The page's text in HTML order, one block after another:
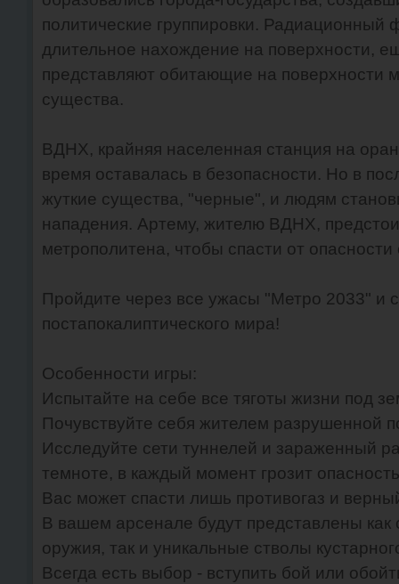
политические группировки.
длительное нахождение на поверхности,
представляют обитающие на поверхности
существа.
ВДНХ, крайняя населенная станция на
время оставалась в безопасности. Но в
жуткие существа, "черные", и людям
нападения. Артему, жителю ВДНХ,
метрополитена, чтобы спасти от
Пройдите через все ужасы "Метро 2033" и
постапокалиптического мира!
Особенности игры:
Испытайте на себе все тяготы жизни под
Почувствуйте себя жителем разрушенной
Исследуйте сети туннелей и зараженный
темноте, в каждый момент грозит
Вас может спасти лишь противогаз и
В вашем арсенале будут представлены
оружия, так и уникальные стволы
Всегда есть выбор - вступить бой или